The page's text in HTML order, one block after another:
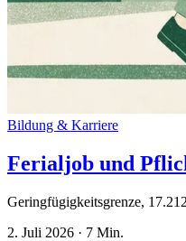
Bildung & Karriere
Ferialjob und
Geringfügigkeitsgrenze,
2. Juli 2026 · 7 Min.